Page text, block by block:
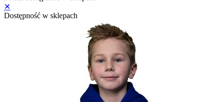
✕
Dostępność w sklepach